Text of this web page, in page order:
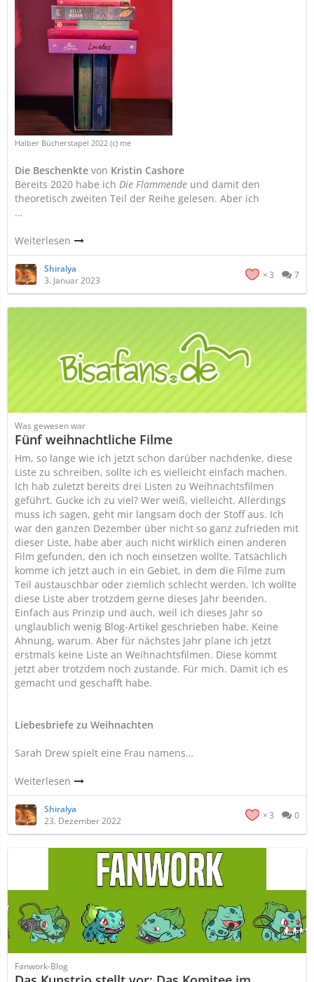
Halber Bücherstapel 2022 (c) me
Die Beschenkte von Kristin Cashore
Bereits 2020 habe ich Die Flammende und damit den
theoretisch zweiten Teil der Reihe gelesen. Aber ich
…
Weiterlesen
Shiralya
3. Januar 2023
3 7
Was gewesen war
Fünf weihnachtliche Filme
Hm, so lange wie ich jetzt schon darüber nachdenke, diese
Liste zu schreiben, sollte ich es vielleicht einfach machen.
Ich hab zuletzt bereits drei Listen zu Weihnachtsfilmen
geführt. Gucke ich zu viel? Wer weiß, vielleicht. Allerdings
muss ich sagen, geht mir langsam doch der Stoff aus. Ich
war den ganzen Dezember über nicht so ganz zufrieden mit
dieser Liste, habe aber auch nicht wirklich einen anderen
Film gefunden, den ich noch einsetzen wollte. Tatsächlich
komme ich jetzt auch in ein Gebiet, in dem die Filme zum
Teil austauschbar oder ziemlich schlecht werden. Ich wollte
diese Liste aber trotzdem gerne dieses Jahr beenden.
Einfach aus Prinzip und auch, weil ich dieses Jahr so
unglaublich wenig Blog-Artikel geschrieben habe. Keine
Ahnung, warum. Aber für nächstes Jahr plane ich jetzt
erstmals keine Liste an Weihnachtsfilmen. Diese kommt
jetzt aber trotzdem noch zustande. Für mich. Damit ich es
gemacht und geschafft habe.
Liebesbriefe zu Weihnachten
Sarah Drew spielt eine Frau namens…
Weiterlesen
Shiralya
23. Dezember 2022
3 0
Fanwork-Blog